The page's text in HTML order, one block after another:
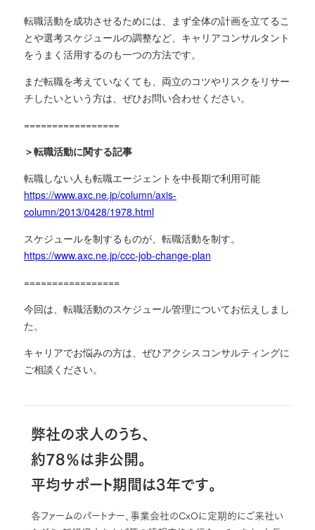
転職活動を成功させるためには、まず全体の計画を立てるこ
とや選考スケジュールの調整など、キャリアコンサルタント
をうまく活用するのも一つの方法です。
まだ転職を考えていなくても、両立のコツやリスクをリサー
チしたいという方は、ぜひお問い合わせください。
=================
＞転職活動に関する記事
転職しない人も転職エージェントを中長期で利用可能
https://www.axc.ne.jp/column/axis-
column/2013/0428/1978.html
スケジュールを制するものが、転職活動を制す。
https://www.axc.ne.jp/ccc-job-change-plan
=================
今回は、転職活動のスケジュール管理についてお伝えしまし
た。
キャリアでお悩みの方は、ぜひアクシスコンサルティングに
ご相談ください。
弊社の求人のうち、
約78％は非公開。
平均サポート期間は3年です。
各ファームのパートナー、事業会社のCxOに定期的にご来社い